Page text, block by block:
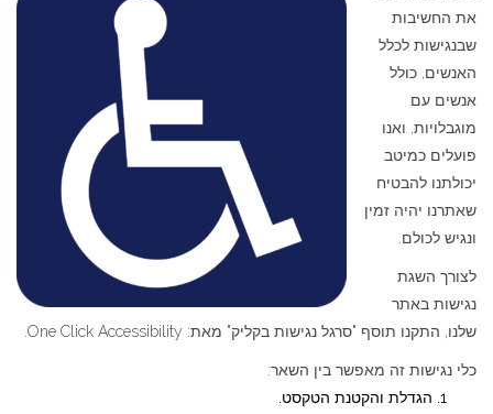
את החשיבות
שבנגישות לכלל
האנשים, כולל
אנשים עם
מוגבלויות, ואנו
פועלים כמיטב
יכולתנו להבטיח
שאתרנו יהיה זמין
ונגיש לכולם.
לצורך השגת
נגישות באתר
שלנו, התקנו תוסף "סרגל נגישות בקליק" מאת: One Click Accessibility.
כלי נגישות זה מאפשר בין השאר:
הגדלת והקטנת הטקסט.